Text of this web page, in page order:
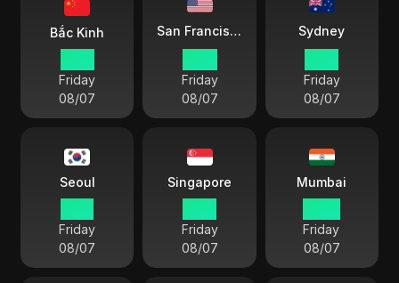
Bắc Kinh
Friday
08/07
San Francisco
Friday
08/07
Sydney
Friday
08/07
Seoul
Friday
08/07
Singapore
Friday
08/07
Mumbai
Friday
08/07